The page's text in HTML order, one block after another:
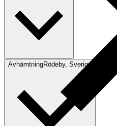
AvhämtningRödeby, Sverige